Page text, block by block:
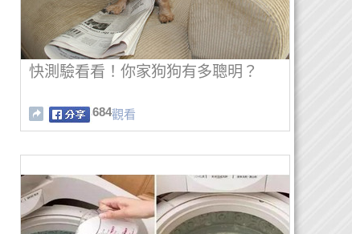
快測驗看看！你家狗狗有多聰明？
684觀看